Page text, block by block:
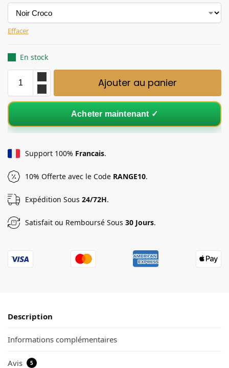
Effacer
En stock
Ajouter au panier
Acheter maintenant ✓
Support 100% Francais.
10% Offerte avec le Code RANGE10.
Expédition Sous 24/72H.
Satisfait ou Remboursé Sous 30 Jours.
Description
Informations complémentaires
Avis 5